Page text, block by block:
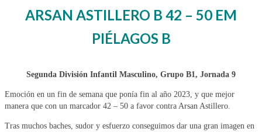
ARSAN ASTILLERO B 42 – 50 EM
PIÉLAGOS B
Segunda División Infantil Masculino, Grupo B1, Jornada 9
Emoción en un fin de semana que ponía fin al año 2023, y que mejor
manera que con un marcador 42 – 50 a favor contra Arsan Astillero.
Tras muchos baches, sudor y esfuerzo conseguimos dar una gran imagen en